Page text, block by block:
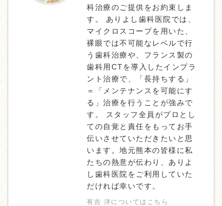
科治療のご提供をお約束しま
す。 ありよし歯科医院では、
マイクロスコープを用いた、
裸眼では不可能なレベルで行
う歯科治療や、フランス製の
歯科用CTを導入したインプラ
ント治療で、「長持ちする」
＝「メンテナンスを可能にす
る」治療を行うことが強みで
す。 スタッフ全員がプロとし
ての自覚と責任をもってお手
伝いさせていただきたいと思
います。地元熊本の皆様に私
たちの熱意が伝わり、ありよ
し歯科医院をご利用していた
だければ幸いです。
有吉 洋についてはこちら